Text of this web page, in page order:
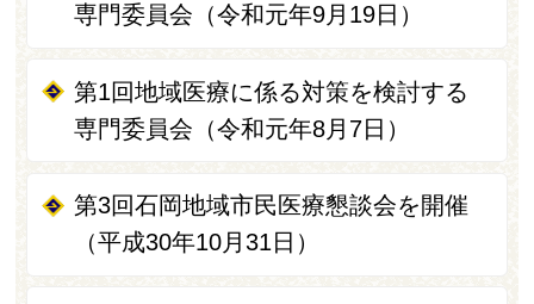
専門委員会（令和元年9月19日）
第1回地域医療に係る対策を検討する
専門委員会（令和元年8月7日）
第3回石岡地域市民医療懇談会を開催
（平成30年10月31日）